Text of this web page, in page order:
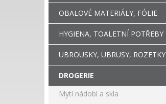
OBALOVÉ MATERIÁLY, FÓLIE
HYGIENA, TOALETNÍ POTŘEBY
UBROUSKY, UBRUSY, ROZETKY
DROGERIE
Mytí nádobí a skla